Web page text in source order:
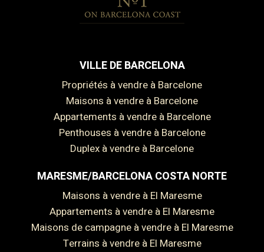
VILLE DE BARCELONA
Propriétés à vendre à Barcelone
Maisons à vendre à Barcelone
Appartements à vendre à Barcelone
Penthouses à vendre à Barcelone
Duplex à vendre à Barcelone
MARESME/BARCELONA COSTA NORTE
Maisons à vendre à El Maresme
Appartements à vendre à El Maresme
Maisons de campagne à vendre à El Maresme
Terrains à vendre à El Maresme